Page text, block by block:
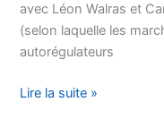
avec Léon Walras et
(selon laquelle les
autorégulateurs
Biographie
Lire la suite »